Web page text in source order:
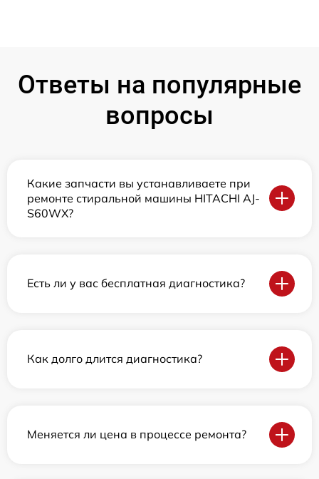
Ответы на популярные
вопросы
Какие запчасти вы устанавливаете при
ремонте стиральной машины HITACHI AJ-
S60WX?
Есть ли у вас бесплатная диагностика?
Как долго длится диагностика?
Меняется ли цена в процессе ремонта?